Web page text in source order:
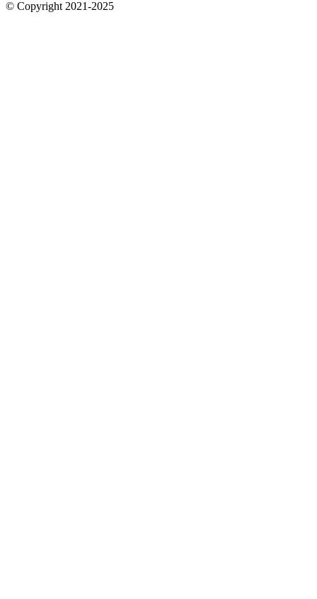
© Copyright 2021-2025